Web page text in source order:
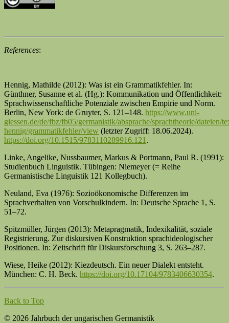
References:
Hennig, Mathilde (2012): Was ist ein Grammatikfehler. In:
Günthner, Susanne et al. (Hg.): Kommunikation und Öffentlichkeit:
Sprachwissenschaftliche Potenziale zwischen Empirie und Norm.
Berlin, New York: de Gruyter, S. 121–148. https://www.uni-
giessen.de/de/fbz/fb05/germanistik/absprache/sprachtheorie/dateien/
hennig/grammatikfehler/view (letzter Zugriff: 18.06.2024).
https://doi.org/10.1515/9783110289916.121 .
Linke, Angelike, Nussbaumer, Markus & Portmann, Paul R. (1991):
Studienbuch Linguistik. Tübingen: Niemeyer (= Reihe
Germanistische Linguistik 121 Kollegbuch).
Neuland, Eva (1976): Sozioökonomische Differenzen im
Sprachverhalten von Vorschulkindern. In: Deutsche Sprache 1, S.
51–72.
Spitzmüller, Jürgen (2013): Metapragmatik, Indexikalität, soziale
Registrierung. Zur diskursiven Konstruktion sprachideologischer
Positionen. In: Zeitschrift für Diskursforschung 3, S. 263–287.
Wiese, Heike (2012): Kiezdeutsch. Ein neuer Dialekt entsteht.
München: C. H. Beck. https://doi.org/10.17104/9783406630354.
Back to Top
© 2026 Jahrbuch der ungarischen Germanistik